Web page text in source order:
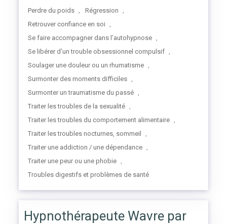
Perdre du poids , Régression ,
Retrouver confiance en soi ,
Se faire accompagner dans l’autohypnose ,
Se libérer d’un trouble obsessionnel compulsif ,
Soulager une douleur ou un rhumatisme ,
Surmonter des moments difficiles ,
Surmonter un traumatisme du passé ,
Traiter les troubles de la sexualité ,
Traiter les troubles du comportement alimentaire ,
Traiter les troubles nocturnes, sommeil ,
Traiter une addiction / une dépendance ,
Traiter une peur ou une phobie ,
Troubles digestifs et problèmes de santé
Hypnothérapeute Wavre par